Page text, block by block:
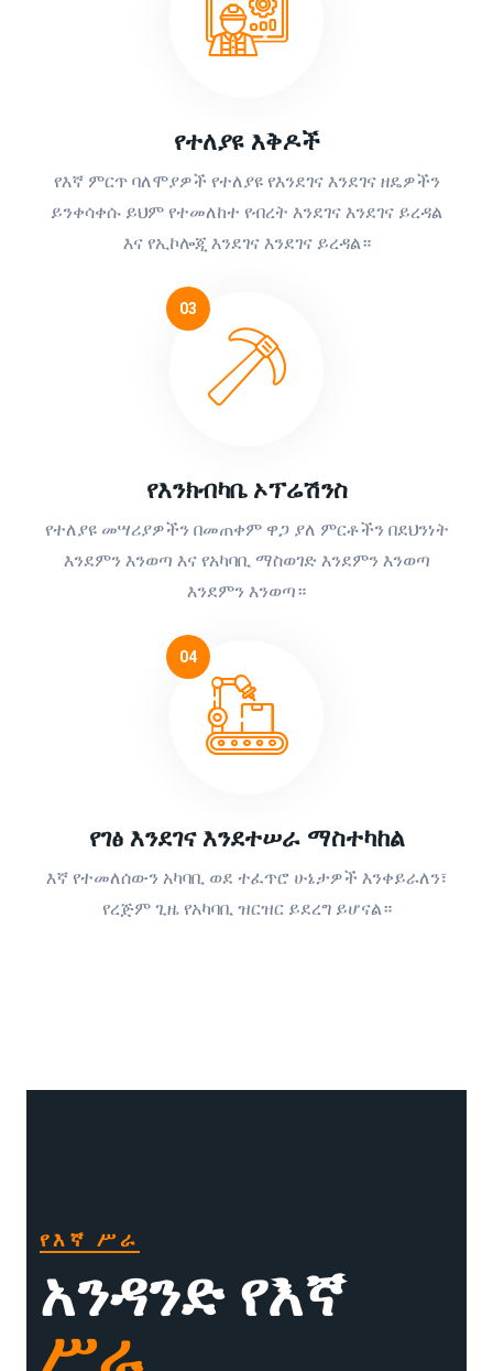
የተለያዩ እቅዶች
የእኛ ምርጥ ባለሞያዎች የተለያዩ የእንደገና እንደገና ዘዴዎችን
ይንቀሳቀሱ ይህም የተመለከተ የብረት እንደገና እንደገና ይረዳል
እና የኢኮሎጂ እንደገና እንደገና ይረዳል።
03
የእንክብካቤ ኦፕሬሽንስ
የተለያዩ መሣሪያዎችን በመጠቀም ዋጋ ያለ ምርቶችን በደህንነት
እንደምን እንወጣ እና የአካባቢ ማስወገድ እንደምን እንወጣ
እንደምን እንወጣ።
04
የገፅ እንደገና እንደተሠራ ማስተካከል
እኛ የተመለሰውን አካባቢ ወደ ተፈጥሮ ሁኔታዎች እንቀይራለን፣
የረጅም ጊዜ የአካባቢ ዝርዝር ይደረግ ይሆናል።
የእኛ ሥራ
አንዳንድ የእኛ